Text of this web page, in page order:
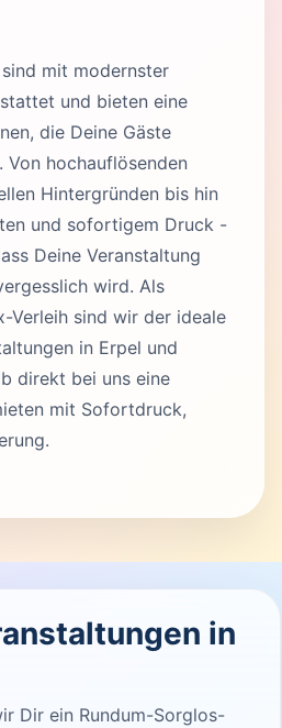
mit modernster
und bieten eine
die Deine Gäste
Von hochauflösenden
Hintergründen bis hin
und sofortigem Druck -
Deine Veranstaltung
wird. Als
Verleih sind wir der ideale
in Erpel und
direkt bei uns eine
mit Sofortdruck,
in
Dir ein Rundum-Sorglos-